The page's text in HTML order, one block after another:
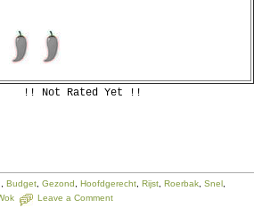
!! Not Rated Yet !!
Budget Gezond Hoofdgerecht Rijst Roerbak Snel
Leave a Comment